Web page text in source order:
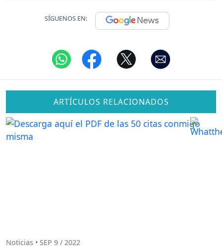
SÍGUENOS EN:
ARTÍCULOS RELACIONADOS
Noticias • SEP 9 / 2022